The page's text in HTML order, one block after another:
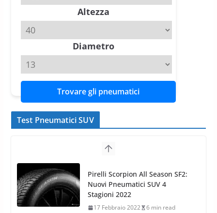
Michelin Pilot Sport 4 S – Test
su Range Rover Sport D350 HST
11 Aprile 2026 15 min read
Altezza
Diametro
Trovare gli pneumatici
Test Pneumatici SUV
Nokian WR SUV 3: il 1°
pneumatico invernale al mondo
di classe A
13 Maggio 2015 2 min read